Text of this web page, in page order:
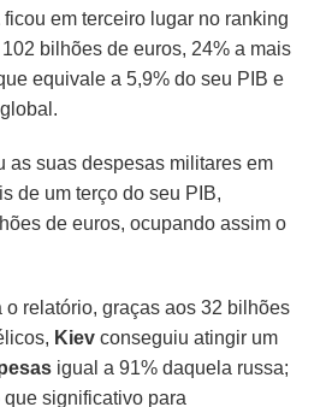
ficou em terceiro lugar no ranking
bilhões de euros, 24% a mais
equivale a 5,9% do seu PIB e
as suas despesas militares em
de um terço do seu PIB,
de euros, ocupando assim o
o relatório, graças aos 32 bilhões
Kiev conseguiu atingir um
igual a 91% daquela russa;
significativo para